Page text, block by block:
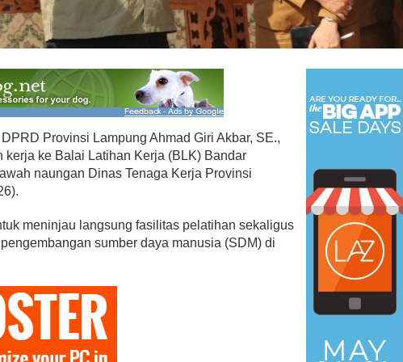
Provinsi Lampung Ahmad Giri Akbar, SE.,
kerja ke Balai Latihan Kerja (BLK) Bandar
naungan Dinas Tenaga Kerja Provinsi
meninjau langsung fasilitas pelatihan sekaligus
sumber daya manusia (SDM) di
PPP Menangkan Duet
Gus Yasin
| Februari 19, 2018
Ini Dia Hubungan Partai Garuda
dengan Gerindra
Di Berita, Politik Februari 19, 2018